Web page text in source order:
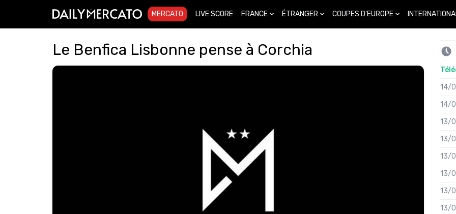
MERCATO LIVE SCORE FRANCE ÉTRANGER COUPES D'EUROPE
Le Benfica Lisbonne pense à Corchia
14/
14/
13/
13/
13/
13/
13/
13/